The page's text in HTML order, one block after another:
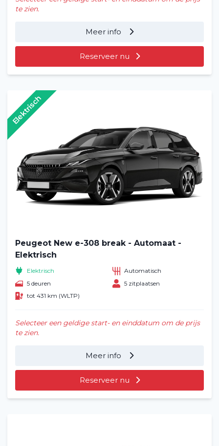
te zien.
Meer info
Reserveer nu
Peugeot New e-308 break - Automaat -
Elektrisch
Elektrisch
Automatisch
5 deuren
5 zitplaatsen
tot 431 km (WLTP)
Selecteer een geldige start- en einddatum om de prijs
te zien.
Meer info
Reserveer nu
Elektrisch